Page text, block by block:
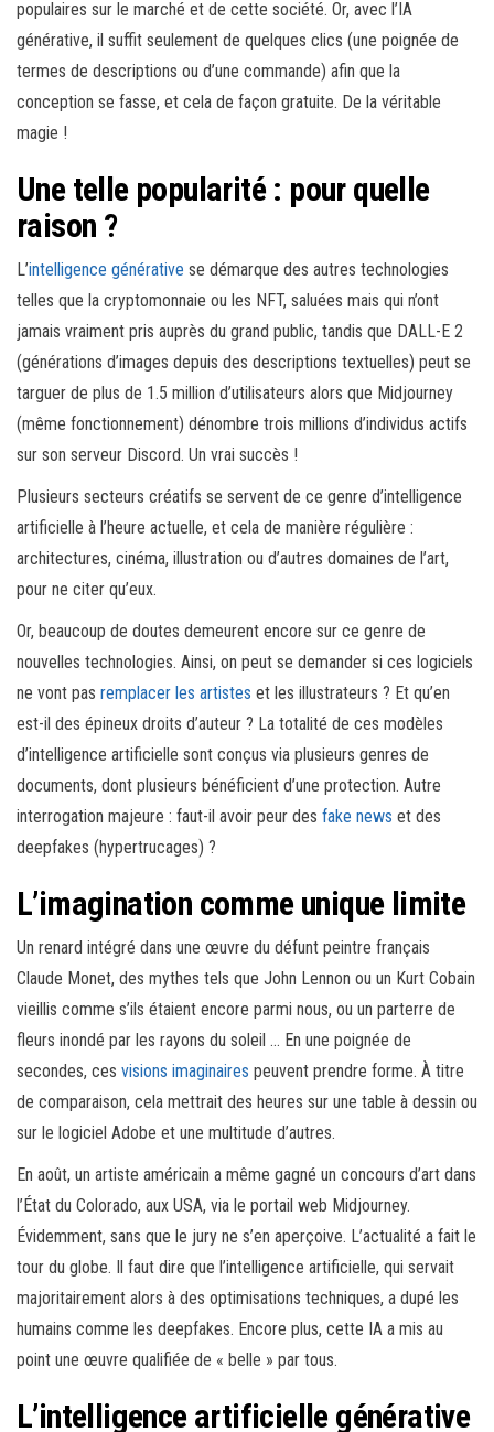
populaires sur le marché et de cette société. Or, avec l’IA
générative, il suffit seulement de quelques clics (une poignée de
termes de descriptions ou d’une commande) afin que la
conception se fasse, et cela de façon gratuite. De la véritable
magie !
Une telle popularité : pour quelle
raison ?
L’intelligence générative se démarque des autres technologies
telles que la cryptomonnaie ou les NFT, saluées mais qui n’ont
jamais vraiment pris auprès du grand public, tandis que DALL-E 2
(générations d’images depuis des descriptions textuelles) peut se
targuer de plus de 1.5 million d’utilisateurs alors que Midjourney
(même fonctionnement) dénombre trois millions d’individus actifs
sur son serveur Discord. Un vrai succès !
Plusieurs secteurs créatifs se servent de ce genre d’intelligence
artificielle à l’heure actuelle, et cela de manière régulière :
architectures, cinéma, illustration ou d’autres domaines de l’art,
pour ne citer qu’eux.
Or, beaucoup de doutes demeurent encore sur ce genre de
nouvelles technologies. Ainsi, on peut se demander si ces logiciels
ne vont pas remplacer les artistes et les illustrateurs ? Et qu’en
est-il des épineux droits d’auteur ? La totalité de ces modèles
d’intelligence artificielle sont conçus via plusieurs genres de
documents, dont plusieurs bénéficient d’une protection. Autre
interrogation majeure : faut-il avoir peur des fake news et des
deepfakes (hypertrucages) ?
L’imagination comme unique limite
Un renard intégré dans une œuvre du défunt peintre français
Claude Monet, des mythes tels que John Lennon ou un Kurt Cobain
vieillis comme s’ils étaient encore parmi nous, ou un parterre de
fleurs inondé par les rayons du soleil … En une poignée de
secondes, ces visions imaginaires peuvent prendre forme. À titre
de comparaison, cela mettrait des heures sur une table à dessin ou
sur le logiciel Adobe et une multitude d’autres.
En août, un artiste américain a même gagné un concours d’art dans
l’État du Colorado, aux USA, via le portail web Midjourney.
Évidemment, sans que le jury ne s’en aperçoive. L’actualité a fait le
tour du globe. Il faut dire que l’intelligence artificielle, qui servait
majoritairement alors à des optimisations techniques, a dupé les
humains comme les deepfakes. Encore plus, cette IA a mis au
point une œuvre qualifiée de « belle » par tous.
L’intelligence artificielle générative